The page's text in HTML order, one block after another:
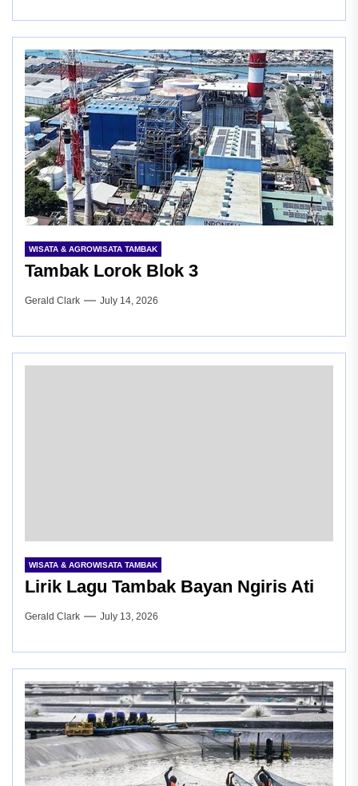
WISATA & AGROWISATA TAMBAK
Tambak Lorok Blok 3
Gerald Clark July 14, 2026
WISATA & AGROWISATA TAMBAK
Lirik Lagu Tambak Bayan Ngiris Ati
Gerald Clark July 13, 2026